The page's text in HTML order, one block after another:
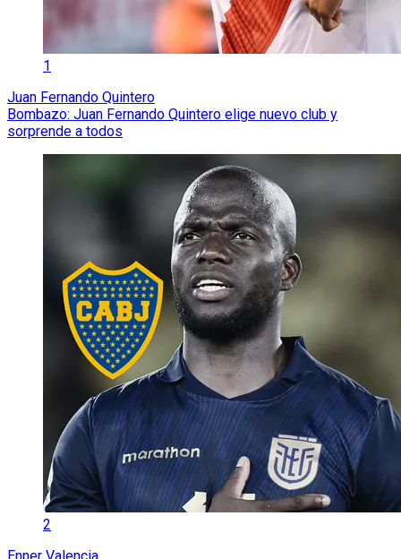
1
Juan Fernando Quintero
Bombazo: Juan Fernando Quintero elige nuevo club y
sorprende a todos
2
Enner Valencia